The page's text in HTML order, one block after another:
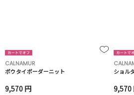
CALNAMUR
ボウタイボーダーニット
9,570 円
ショル
9,570